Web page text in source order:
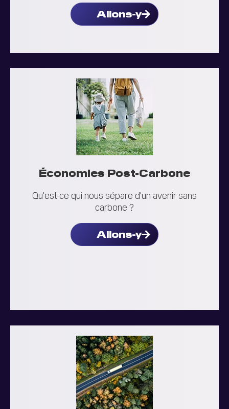
Allons-y
Économies Post-Carbone
Qu'est-ce qui nous sépare d'un avenir sans
carbone ?
Allons-y